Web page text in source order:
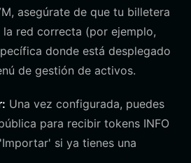
asegúrate de que tu billetera
red correcta (por ejemplo,
donde está desplegado
de gestión de activos.
Una vez configurada, puedes
para recibir tokens INFO
si ya tienes una